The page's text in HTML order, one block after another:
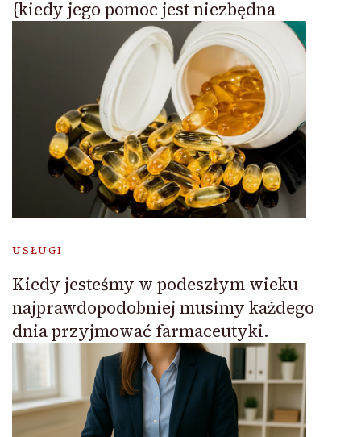
{kiedy jego pomoc jest niezbędna
USŁUGI
Kiedy jesteśmy w podeszłym wieku
najprawdopodobniej musimy każdego
dnia przyjmować farmaceutyki.